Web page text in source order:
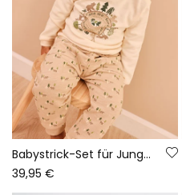
Babystrick-Set für Jungen in Naturfarbe mit Tierprint
39,95 €